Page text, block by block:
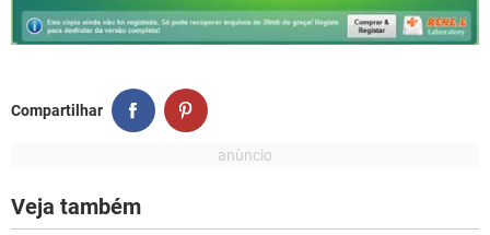
Compartilhar
Veja também